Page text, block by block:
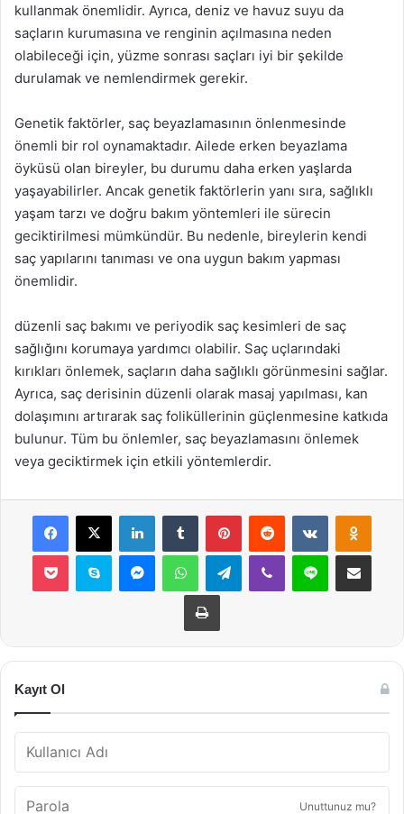
kullanmak önemlidir. Ayrıca, deniz ve havuz suyu da
saçların kurumasına ve renginin açılmasına neden
olabileceği için, yüzme sonrası saçları iyi bir şekilde
durulamak ve nemlendirmek gerekir.
Genetik faktörler, saç beyazlamasının önlenmesinde
önemli bir rol oynamaktadır. Ailede erken beyazlama
öyküsü olan bireyler, bu durumu daha erken yaşlarda
yaşayabilirler. Ancak genetik faktörlerin yanı sıra, sağlıklı
yaşam tarzı ve doğru bakım yöntemleri ile sürecin
geciktirilmesi mümkündür. Bu nedenle, bireylerin kendi
saç yapılarını tanıması ve ona uygun bakım yapması
önemlidir.
düzenli saç bakımı ve periyodik saç kesimleri de saç
sağlığını korumaya yardımcı olabilir. Saç uçlarındaki
kırıkları önlemek, saçların daha sağlıklı görünmesini sağlar.
Ayrıca, saç derisinin düzenli olarak masaj yapılması, kan
dolaşımını artırarak saç foliküllerinin güçlenmesine katkıda
bulunur. Tüm bu önlemler, saç beyazlamasını önlemek
veya geciktirmek için etkili yöntemlerdir.
Facebook
X LinkedInTumblr PinterestReddit VKontakte
Pocket Skype MessengerWhatsAppTelegramViber Line E-Posta ile
Yazdır
Kayıt Ol
Unuttunuz mu?